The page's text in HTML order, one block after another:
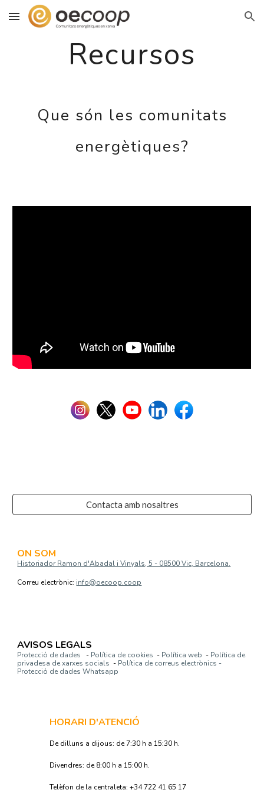
Skip to main content Skip to navigation
Recursos
Que són les comunitats
energètiques?
Contacta amb nosaltres
ON SOM
Historiador Ramon d'Abadal i Vinyals, 5 - 08500 Vic, Barcelona.
Correu electrònic: info@oecoop.coop
AVISOS LEGALS
Protecció de dades - Política de cookies - Política web - Política de
privadesa de xarxes socials - Política de correus electrònics -
Protecció de dades Whatsapp
HORARI D'ATENCIÓ
De dilluns a dijous: de 7:30 h a 15:30 h.
Divendres: de 8:00 h a 15:00 h.
Telèfon de la centraleta: +34 722 41 65 17